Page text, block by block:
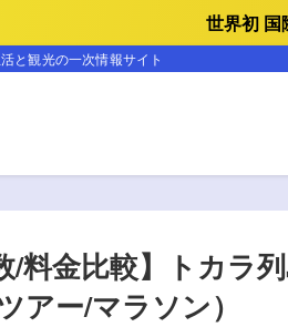
世界初 国
と観光の一次情報サイト
/料金比較】トカラ
アー/マラソン）